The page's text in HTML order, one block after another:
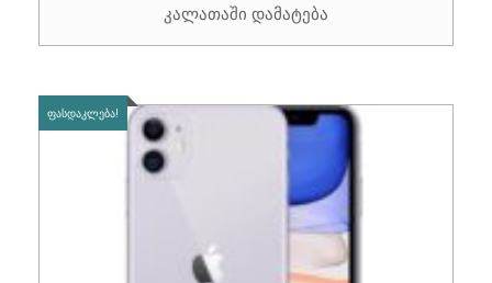
was:
is:
კალათაში დამატება
ᲤᲐᲡᲓᲐᲙᲚᲔᲑᲐ!